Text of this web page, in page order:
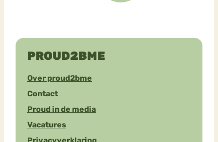
PROUD2BME
Over proud2bme
Contact
Proud in de media
Vacatures